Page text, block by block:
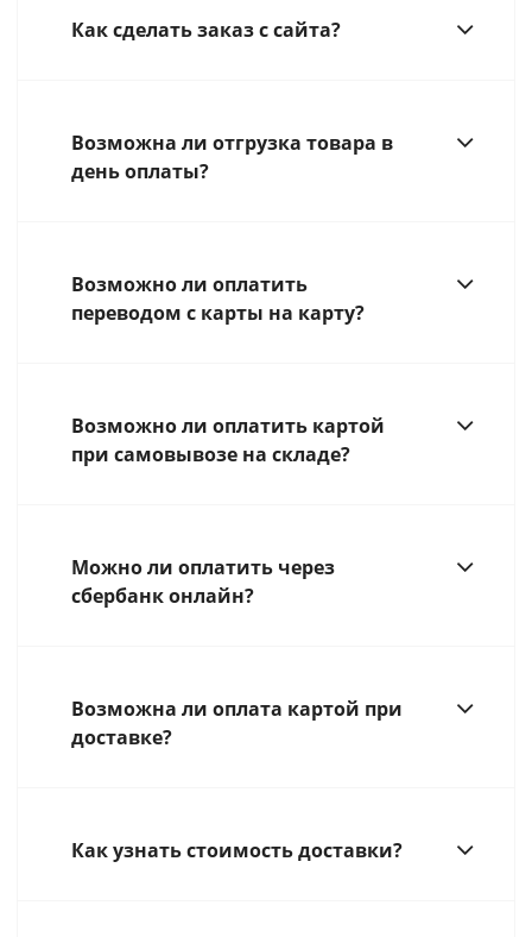
Как сделать заказ с сайта?
Возможна ли отгрузка товара в
день оплаты?
Возможно ли оплатить
переводом с карты на карту?
Возможно ли оплатить картой
при самовывозе на складе?
Можно ли оплатить через
сбербанк онлайн?
Возможна ли оплата картой при
доставке?
Как узнать стоимость доставки?